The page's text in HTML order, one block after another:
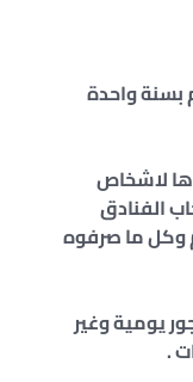
بسنة واحدة
لاشخاص
الفنادق
وكل ما صرفوه
يومية وغير
.